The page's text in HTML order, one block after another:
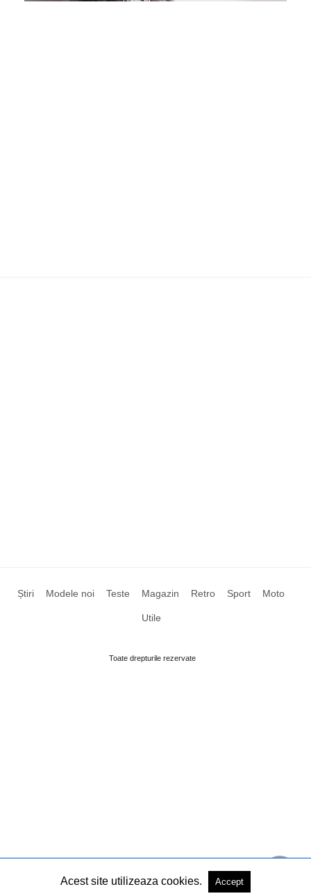
Știri Modele noi Teste Magazin Retro Sport Moto
Utile
Toate drepturile rezervate
Acest site utilizeaza cookies. Accept